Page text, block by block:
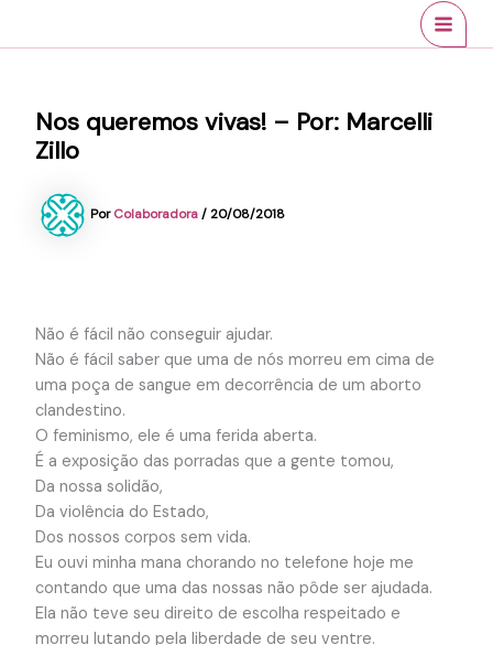
Nos queremos vivas! – Por: Marcelli
Zillo
PorColaboradora/20/08/2018
Não é fácil não conseguir ajudar.
Não é fácil saber que uma de nós morreu em cima de
uma poça de sangue em decorrência de um aborto
clandestino.
O feminismo, ele é uma ferida aberta.
É a exposição das porradas que a gente tomou,
Da nossa solidão,
Da violência do Estado,
Dos nossos corpos sem vida.
Eu ouvi minha mana chorando no telefone hoje me
contando que uma das nossas não pôde ser ajudada.
Ela não teve seu direito de escolha respeitado e
morreu lutando pela liberdade de seu ventre.